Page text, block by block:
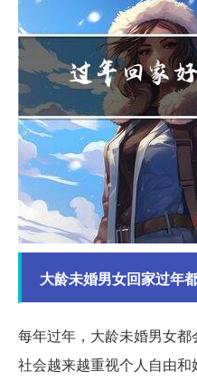
大龄未婚男女回家过年
每年过年，大龄未婚男女
社会越来越重视个人自由